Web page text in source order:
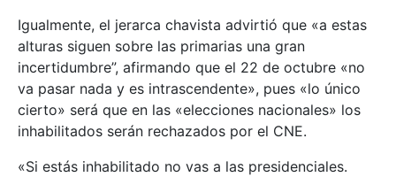
Igualmente, el jerarca chavista advirtió que «a estas
alturas siguen sobre las primarias una gran
incertidumbre”, afirmando que el 22 de octubre «no
va pasar nada y es intrascendente», pues «lo único
cierto» será que en las «elecciones nacionales» los
inhabilitados serán rechazados por el CNE.
«Si estás inhabilitado no vas a las presidenciales.